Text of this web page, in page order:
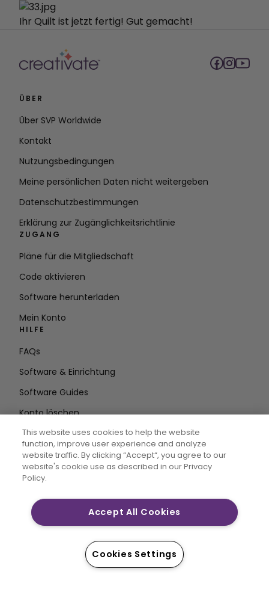
Ihr Quilt ist jetzt fertig! Gut gemacht!
ÜBER
Über SVP Worldwide
Kontakt
Nutzungsbedingungen
Meine persönlichen Daten nicht weitergeben
Datenschutzbestimmungen
Erklärung zur Zugänglichkeitsrichtlinie
ZUGANG
Pläne für die Mitgliedschaft
Code aktivieren
Software herunterladen
Mein Konto
HILFE
FAQs
Software & Einrichtung
Software Guides
Konto löschen
E-Mail
Adresse eingeben
CREATIVATE MYSEWNET sind eingetragene Marken von
Limited LLC oder deren verbundene Unternehmen. Alle
Rechte vorbehalten.
This website uses cookies to help the website
function, improve user experience and analyze
website traffic. By clicking “Accept“, you agree to our
website's cookie use as described in our Privacy
Policy.
Accept All Cookies
Cookies Settings